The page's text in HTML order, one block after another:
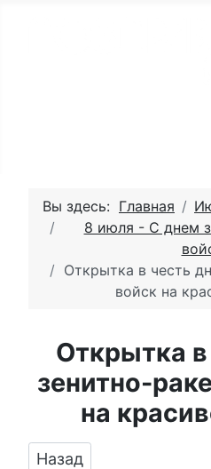
Вы здесь: Главная
8 июля - С днем
Открытка в честь
войск на
Открытка в
зенитно-
на
Предыдущий:
Назад